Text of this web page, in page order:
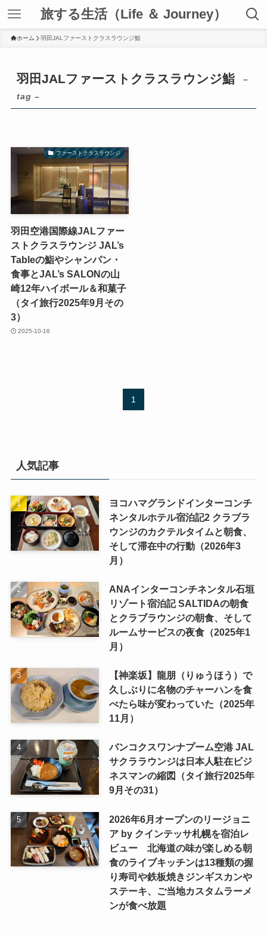
旅する生活（Life ＆ Journey）
ホーム 羽田JALファーストクラスラウンジ鮨
羽田JALファーストクラスラウンジ鮨
–
tag –
ファーストクラスラウンジ
羽田空港国際線JALファー
ストクラスラウンジ JAL’s
Tableの鮨やシャンパン・
食事とJAL’s SALONの山
崎12年ハイボール＆和菓子
（タイ旅行2025年9月その
3）
2025-10-16
1
人気記事
ヨコハマグランドインターコンチ
ネンタルホテル宿泊記2 クラブラ
ウンジのカクテルタイムと朝食、
そして滞在中の行動（2026年3
月）
ANAインターコンチネンタル石垣
リゾート宿泊記 SALTIDAの朝食
とクラブラウンジの朝食、そして
ルームサービスの夜食（2025年1
月）
【神楽坂】龍朋（りゅうほう）で
久しぶりに名物のチャーハンを食
べたら味が変わっていた（2025年
11月）
バンコクスワンナプーム空港 JAL
サクララウンジは日本人駐在ビジ
ネスマンの縮図（タイ旅行2025年
9月その31）
2026年6月オープンのリージョニ
ア by クインテッサ札幌を宿泊レ
ビュー 北海道の味が楽しめる朝
食のライブキッチンは13種類の握
り寿司や鉄板焼きジンギスカンや
ステーキ、ご当地カスタムラーメ
ンが食べ放題